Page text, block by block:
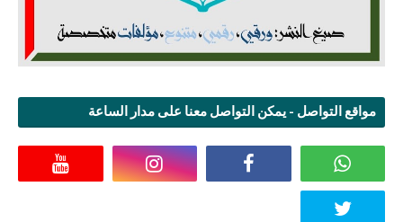
مواقع التواصل - يمكن التواصل معنا على مدار الساعة